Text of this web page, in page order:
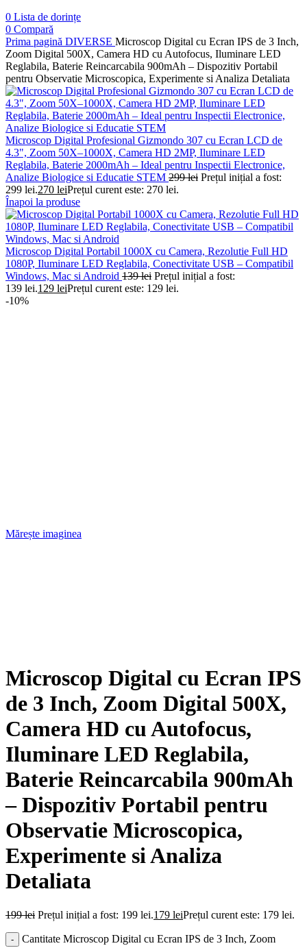
0 Lista de dorințe
0 Compară
Prima pagină DIVERSE Microscop Digital cu Ecran IPS de 3 Inch,
Zoom Digital 500X, Camera HD cu Autofocus, Iluminare LED
Reglabila, Baterie Reincarcabila 900mAh – Dispozitiv Portabil
pentru Observatie Microscopica, Experimente si Analiza Detaliata
Microscop Digital Profesional Gizmondo 307 cu Ecran LCD de
4.3", Zoom 50X–1000X, Camera HD 2MP, Iluminare LED
Reglabila, Baterie 2000mAh – Ideal pentru Inspectii Electronice,
Analize Biologice si Educatie STEM 299lei Prețul inițial a fost:
299 lei.270 leiPrețul curent este: 270 lei.
Înapoi la produse
Microscop Digital Portabil 1000X cu Camera, Rezolutie Full HD
1080P, Iluminare LED Reglabila, Conectivitate USB – Compatibil
Windows, Mac si Android 139lei Prețul inițial a fost:
139 lei.129 leiPrețul curent este: 129 lei.
-10%
Mărește imaginea
Microscop Digital cu Ecran IPS
de 3 Inch, Zoom Digital 500X,
Camera HD cu Autofocus,
Iluminare LED Reglabila,
Baterie Reincarcabila 900mAh
– Dispozitiv Portabil pentru
Observatie Microscopica,
Experimente si Analiza
Detaliata
199lei Prețul inițial a fost: 199 lei.179 leiPrețul curent este: 179 lei.
Cantitate Microscop Digital cu Ecran IPS de 3 Inch, Zoom